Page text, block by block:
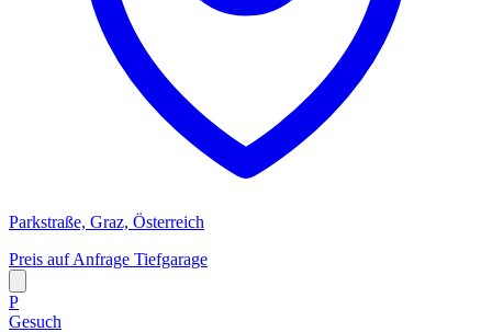
Parkstraße, Graz, Österreich
Preis auf Anfrage Tiefgarage
P
Gesuch